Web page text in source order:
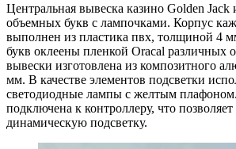
Центральная вывеска казино Golden Jack
объемных букв с лампочками. Корпус
выполнен из пластика пвх, толщиной 4
букв оклеены пленкой Oracal различных
вывески изготовлена из композитного
мм. В качестве элементов подсветки
светодиодные лампы с желтым
подключена к контроллеру, что
динамическую подсветку.